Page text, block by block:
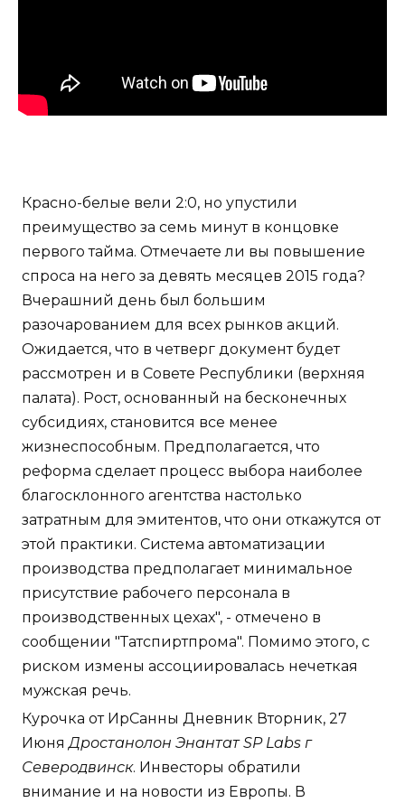
Красно-белые вели 2:0, но упустили
преимущество за семь минут в концовке
первого тайма. Отмечаете ли вы повышение
спроса на него за девять месяцев 2015 года?
Вчерашний день был большим
разочарованием для всех рынков акций.
Ожидается, что в четверг документ будет
рассмотрен и в Совете Республики (верхняя
палата). Рост, основанный на бесконечных
субсидиях, становится все менее
жизнеспособным. Предполагается, что
реформа сделает процесс выбора наиболее
благосклонного агентства настолько
затратным для эмитентов, что они откажутся от
этой практики. Система автоматизации
производства предполагает минимальное
присутствие рабочего персонала в
производственных цехах", - отмечено в
сообщении "Татспиртпрома". Помимо этого, с
риском измены ассоциировалась нечеткая
мужская речь.
Курочка от ИрСанны Дневник Вторник, 27
ИюняДростанолон Энантат SP Labs г
Северодвинск. Инвесторы обратили
внимание и на новости из Европы. В